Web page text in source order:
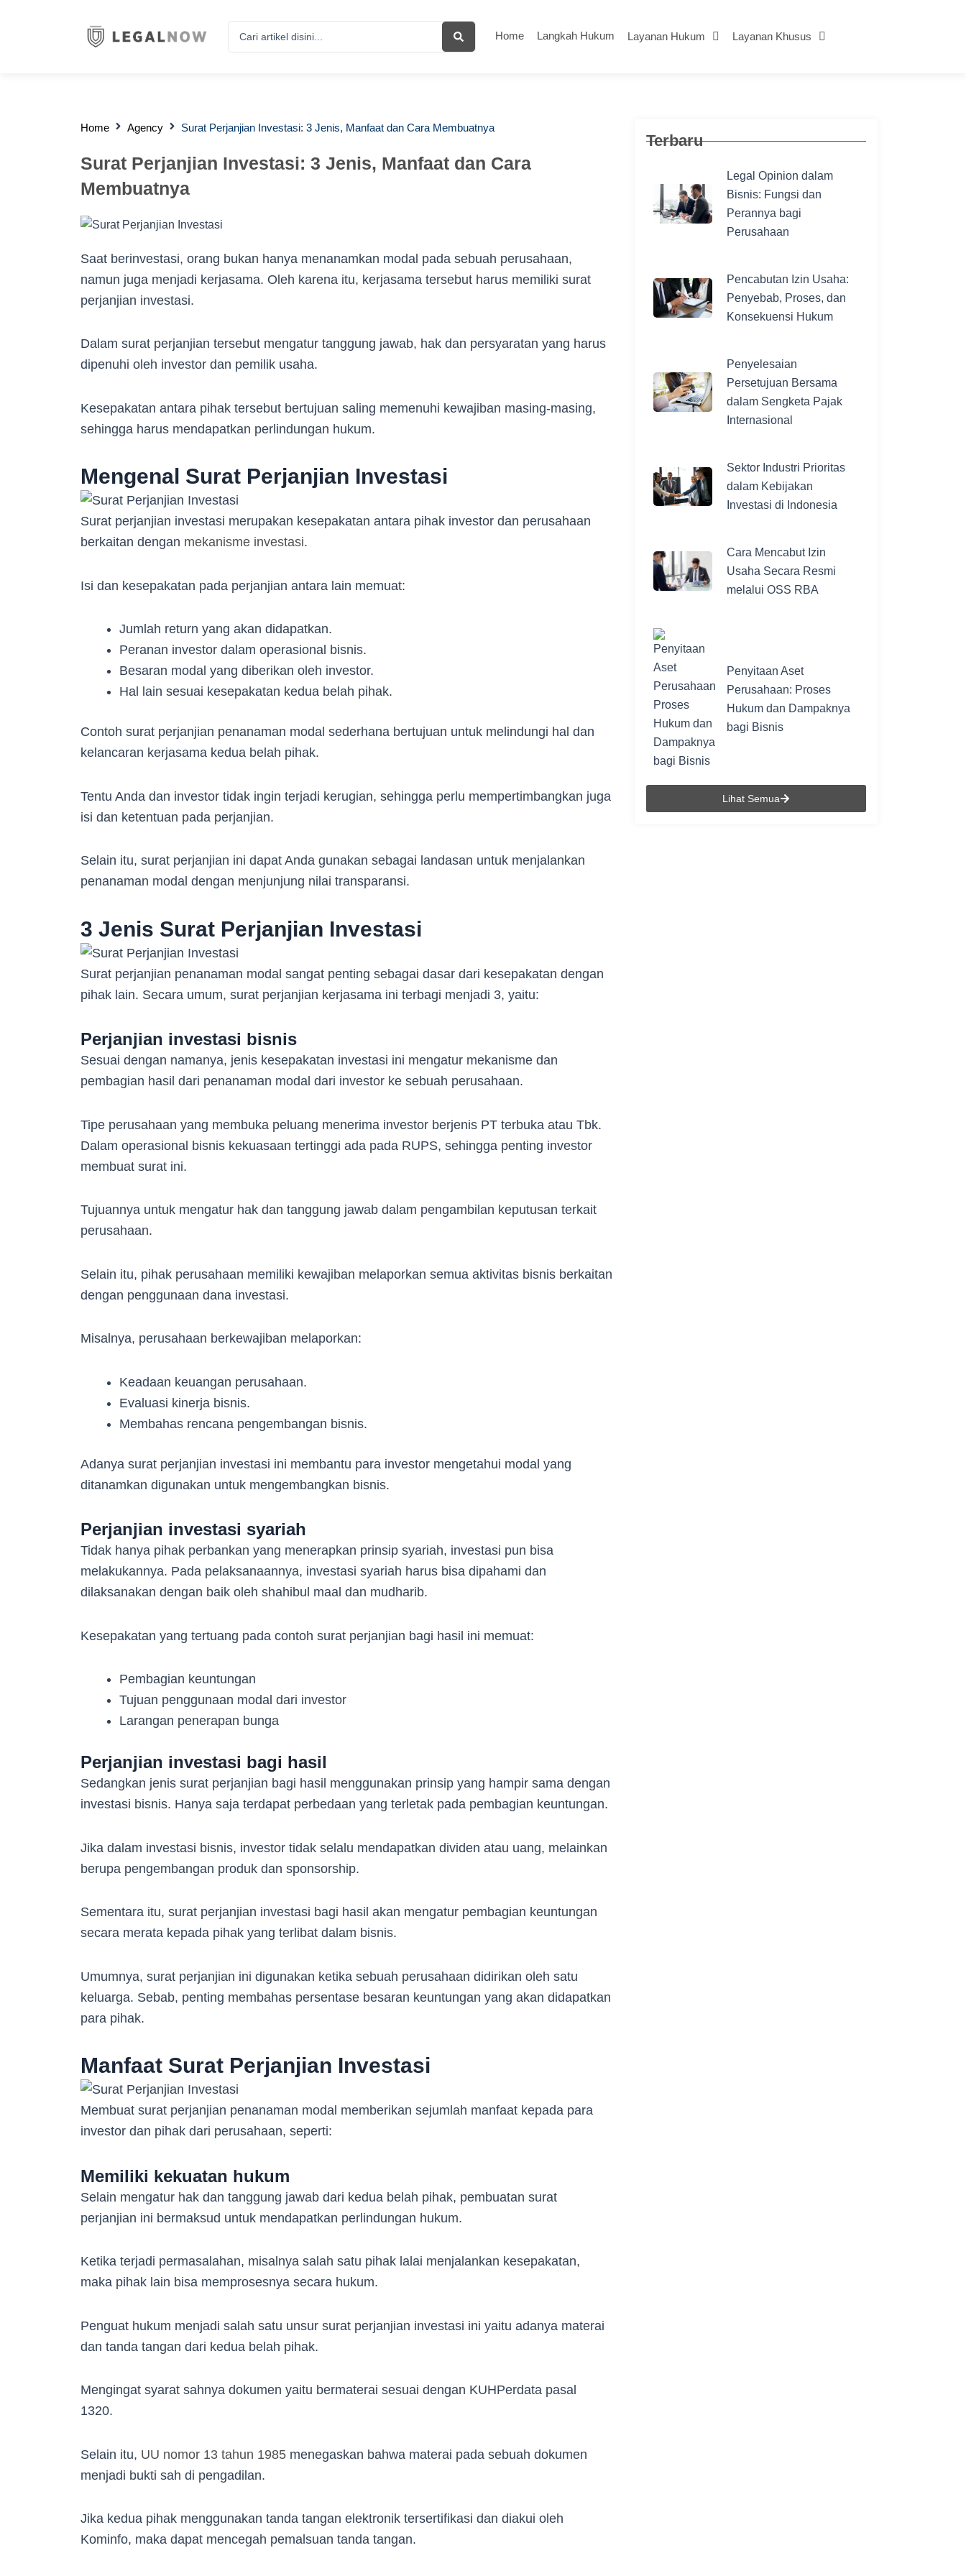
Home Langkah Hukum Layanan Hukum Layanan Khusus
Home Agency Surat Perjanjian Investasi: 3 Jenis, Manfaat dan Cara Membuatnya
Surat Perjanjian Investasi: 3 Jenis, Manfaat dan Cara
Membuatnya
Saat berinvestasi, orang bukan hanya menanamkan modal pada sebuah perusahaan,
namun juga menjadi kerjasama. Oleh karena itu, kerjasama tersebut harus memiliki surat
perjanjian investasi.
Dalam surat perjanjian tersebut mengatur tanggung jawab, hak dan persyaratan yang harus
dipenuhi oleh investor dan pemilik usaha.
Kesepakatan antara pihak tersebut bertujuan saling memenuhi kewajiban masing-masing,
sehingga harus mendapatkan perlindungan hukum.
Mengenal Surat Perjanjian Investasi
Surat perjanjian investasi merupakan kesepakatan antara pihak investor dan perusahaan
berkaitan dengan mekanisme investasi.
Isi dan kesepakatan pada perjanjian antara lain memuat:
Jumlah return yang akan didapatkan.
Peranan investor dalam operasional bisnis.
Besaran modal yang diberikan oleh investor.
Hal lain sesuai kesepakatan kedua belah pihak.
Contoh surat perjanjian penanaman modal sederhana bertujuan untuk melindungi hal dan
kelancaran kerjasama kedua belah pihak.
Tentu Anda dan investor tidak ingin terjadi kerugian, sehingga perlu mempertimbangkan juga
isi dan ketentuan pada perjanjian.
Selain itu, surat perjanjian ini dapat Anda gunakan sebagai landasan untuk menjalankan
penanaman modal dengan menjunjung nilai transparansi.
3 Jenis Surat Perjanjian Investasi
Surat perjanjian penanaman modal sangat penting sebagai dasar dari kesepakatan dengan
pihak lain. Secara umum, surat perjanjian kerjasama ini terbagi menjadi 3, yaitu:
Perjanjian investasi bisnis
Sesuai dengan namanya, jenis kesepakatan investasi ini mengatur mekanisme dan
pembagian hasil dari penanaman modal dari investor ke sebuah perusahaan.
Tipe perusahaan yang membuka peluang menerima investor berjenis PT terbuka atau Tbk.
Dalam operasional bisnis kekuasaan tertinggi ada pada RUPS, sehingga penting investor
membuat surat ini.
Tujuannya untuk mengatur hak dan tanggung jawab dalam pengambilan keputusan terkait
perusahaan.
Selain itu, pihak perusahaan memiliki kewajiban melaporkan semua aktivitas bisnis berkaitan
dengan penggunaan dana investasi.
Misalnya, perusahaan berkewajiban melaporkan:
Keadaan keuangan perusahaan.
Evaluasi kinerja bisnis.
Membahas rencana pengembangan bisnis.
Adanya surat perjanjian investasi ini membantu para investor mengetahui modal yang
ditanamkan digunakan untuk mengembangkan bisnis.
Perjanjian investasi syariah
Tidak hanya pihak perbankan yang menerapkan prinsip syariah, investasi pun bisa
melakukannya. Pada pelaksanaannya, investasi syariah harus bisa dipahami dan
dilaksanakan dengan baik oleh shahibul maal dan mudharib.
Kesepakatan yang tertuang pada contoh surat perjanjian bagi hasil ini memuat:
Pembagian keuntungan
Tujuan penggunaan modal dari investor
Larangan penerapan bunga
Perjanjian investasi bagi hasil
Sedangkan jenis surat perjanjian bagi hasil menggunakan prinsip yang hampir sama dengan
investasi bisnis. Hanya saja terdapat perbedaan yang terletak pada pembagian keuntungan.
Jika dalam investasi bisnis, investor tidak selalu mendapatkan dividen atau uang, melainkan
berupa pengembangan produk dan sponsorship.
Sementara itu, surat perjanjian investasi bagi hasil akan mengatur pembagian keuntungan
secara merata kepada pihak yang terlibat dalam bisnis.
Umumnya, surat perjanjian ini digunakan ketika sebuah perusahaan didirikan oleh satu
keluarga. Sebab, penting membahas persentase besaran keuntungan yang akan didapatkan
para pihak.
Manfaat Surat Perjanjian Investasi
Membuat surat perjanjian penanaman modal memberikan sejumlah manfaat kepada para
investor dan pihak dari perusahaan, seperti:
Memiliki kekuatan hukum
Selain mengatur hak dan tanggung jawab dari kedua belah pihak, pembuatan surat
perjanjian ini bermaksud untuk mendapatkan perlindungan hukum.
Ketika terjadi permasalahan, misalnya salah satu pihak lalai menjalankan kesepakatan,
maka pihak lain bisa memprosesnya secara hukum.
Penguat hukum menjadi salah satu unsur surat perjanjian investasi ini yaitu adanya materai
dan tanda tangan dari kedua belah pihak.
Mengingat syarat sahnya dokumen yaitu bermaterai sesuai dengan KUHPerdata pasal
1320.
Selain itu, UU nomor 13 tahun 1985 menegaskan bahwa materai pada sebuah dokumen
menjadi bukti sah di pengadilan.
Jika kedua pihak menggunakan tanda tangan elektronik tersertifikasi dan diakui oleh
Kominfo, maka dapat mencegah pemalsuan tanda tangan.
Terbaru
Legal Opinion dalam
Bisnis: Fungsi dan
Perannya bagi
Perusahaan
Pencabutan Izin Usaha:
Penyebab, Proses, dan
Konsekuensi Hukum
Penyelesaian
Persetujuan Bersama
dalam Sengketa Pajak
Internasional
Sektor Industri Prioritas
dalam Kebijakan
Investasi di Indonesia
Cara Mencabut Izin
Usaha Secara Resmi
melalui OSS RBA
Penyitaan Aset
Perusahaan: Proses
Hukum dan Dampaknya
bagi Bisnis
Lihat Semua